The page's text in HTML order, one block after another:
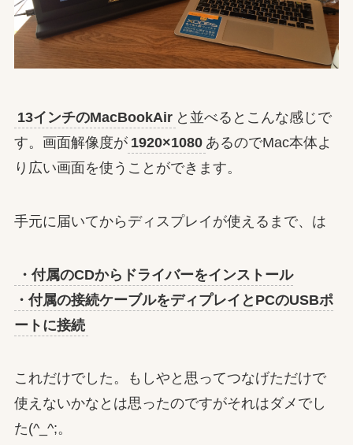
13インチのMacBookAir と並べるとこんな感じで
す。画面解像度が 1920×1080 あるのでMac本体よ
り広い画面を使うことができます。
手元に届いてからディスプレイが使えるまで、は
・付属のCDからドライバーをインストール
・付属の接続ケーブルをディプレイとPCのUSBポ
ートに接続
これだけでした。もしやと思ってつなげただけで
使えないかなとは思ったのですがそれはダメでし
た(^_^;。